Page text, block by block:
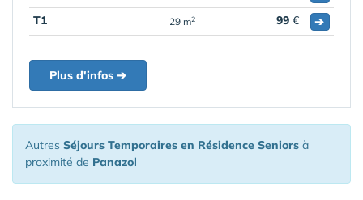
T1
29 m2 99 € ➔
Plus d'infos ➔
Autres Séjours Temporaires en Résidence Seniors à
proximité de Panazol